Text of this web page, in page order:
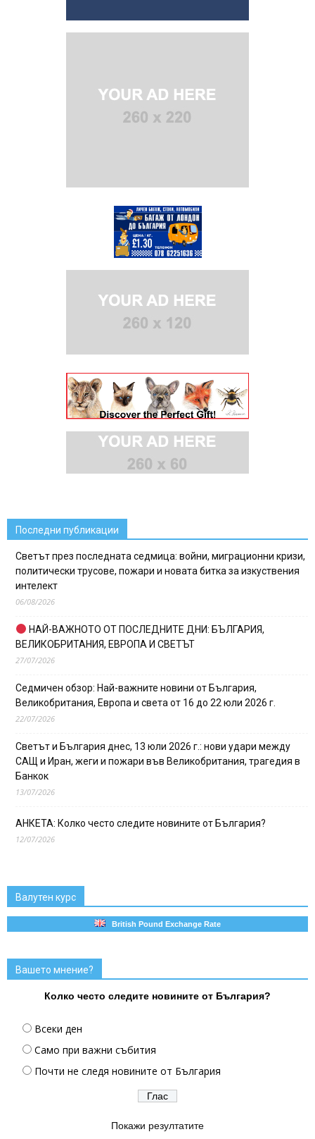
Последни публикации
Светът през последната седмица: войни, миграционни кризи,
политически трусове, пожари и новата битка за изкуствения
интелект
06/08/2026
НАЙ-ВАЖНОТО ОТ ПОСЛЕДНИТЕ ДНИ: БЪЛГАРИЯ,
ВЕЛИКОБРИТАНИЯ, ЕВРОПА И СВЕТЪТ
27/07/2026
Седмичен обзор: Най-важните новини от България,
Великобритания, Европа и света от 16 до 22 юли 2026 г.
22/07/2026
Светът и България днес, 13 юли 2026 г.: нови удари между
САЩ и Иран, жеги и пожари във Великобритания, трагедия в
Банкок
13/07/2026
АНКЕТА: Колко често следите новините от България?
12/07/2026
Валутен курс
British Pound Exchange Rate
Вашето мнение?
Колко често следите новините от България?
Всеки ден
Само при важни събития
Почти не следя новините от България
Покажи резултатите